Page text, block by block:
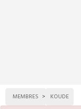
MEMBRES KOUDE